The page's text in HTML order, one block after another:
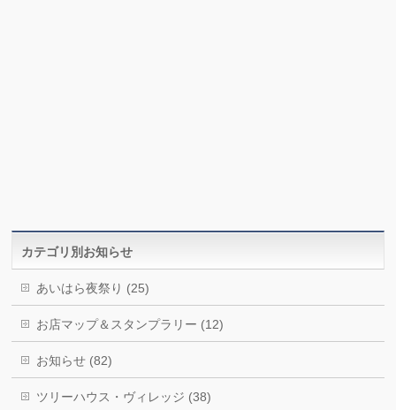
カテゴリ別お知らせ
あいはら夜祭り (25)
お店マップ＆スタンプラリー (12)
お知らせ (82)
ツリーハウス・ヴィレッジ (38)